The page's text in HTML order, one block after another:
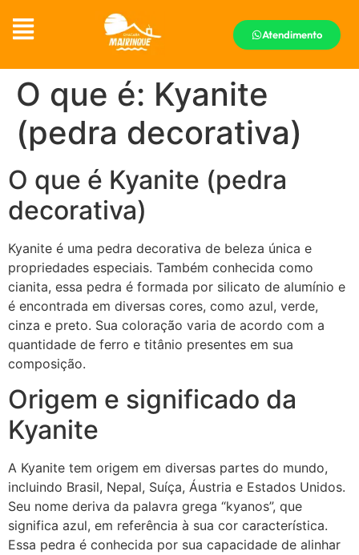
Atendimento
O que é: Kyanite
(pedra decorativa)
O que é Kyanite (pedra
decorativa)
Kyanite é uma pedra decorativa de beleza única e
propriedades especiais. Também conhecida como
cianita, essa pedra é formada por silicato de alumínio e
é encontrada em diversas cores, como azul, verde,
cinza e preto. Sua coloração varia de acordo com a
quantidade de ferro e titânio presentes em sua
composição.
Origem e significado da
Kyanite
A Kyanite tem origem em diversas partes do mundo,
incluindo Brasil, Nepal, Suíça, Áustria e Estados Unidos.
Seu nome deriva da palavra grega “kyanos”, que
significa azul, em referência à sua cor característica.
Essa pedra é conhecida por sua capacidade de alinhar